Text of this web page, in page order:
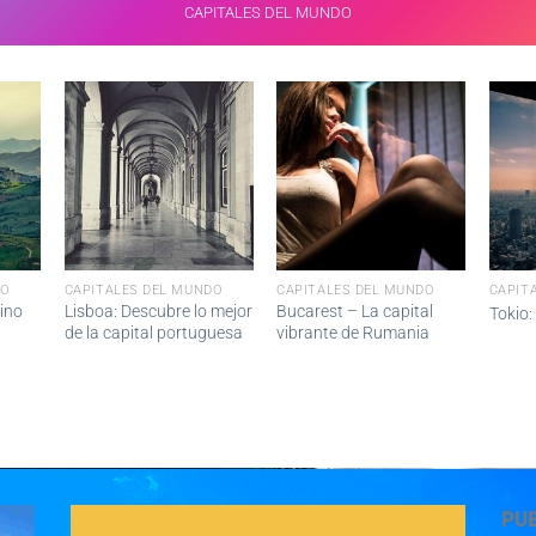
CAPITALES DEL MUNDO
CAPITALES DEL MUNDO
Lisboa: Descubre lo mejor
de la capital portuguesa
CAPITALES DEL MUNDO
Bucarest – La capital
vibrante de Rumania